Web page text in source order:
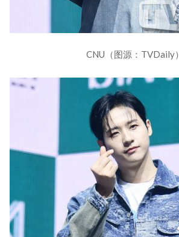
CNU（图源：TVDaily）